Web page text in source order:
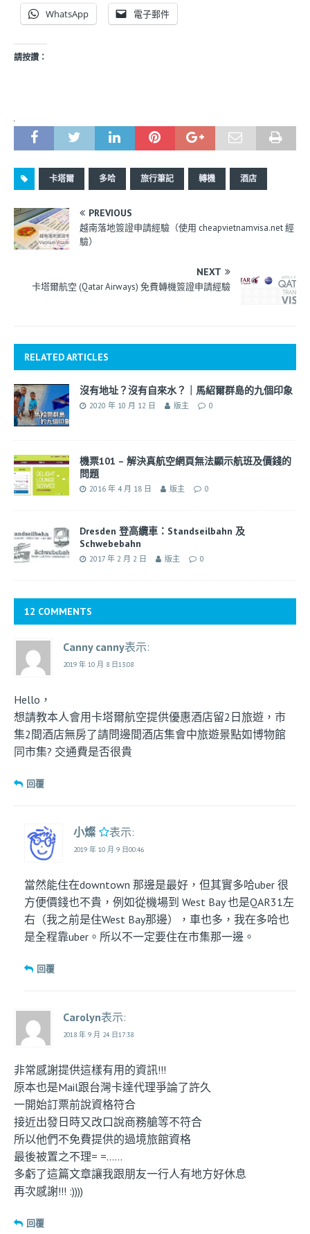
WhatsApp 電子郵件
請按讚：
卡塔爾 多哈 旅行筆記 轉機 酒店
PREVIOUS
越南落地簽證申請經驗（使用 cheapvietnamvisa.net 經
驗）
NEXT
卡塔爾航空 (Qatar Airways) 免費轉機簽證申請經驗
RELATED ARTICLES
沒有地址？沒有自來水？｜馬紹爾群島的九個印象
2020 年 10 月 12 日 版主 0
機票101 – 解決真航空網頁無法顯示航班及價錢的
問題
2016 年 4 月 18 日 版主 0
Dresden 登高纜車：Standseilbahn 及
Schwebebahn
2017 年 2 月 2 日 版主 0
12 COMMENTS
Canny canny表示:
2019 年 10 月 8 日13:08
Hello，
想請教本人會用卡塔爾航空提供優惠酒店留2日旅遊，市
集2間酒店無房了請問邊間酒店集會中旅遊景點如博物館
同市集? 交通費是否很貴
回覆
小燦 表示:
2019 年 10 月 9 日00:46
當然能住在downtown 那邊是最好，但其實多哈uber 很
方便價錢也不貴，例如從機場到 West Bay 也是QAR31左
右（我之前是住West Bay那邊），車也多，我在多哈也
是全程靠uber。所以不一定要住在市集那一邊。
回覆
Carolyn表示:
2018 年 9 月 24 日17:38
非常感謝提供這樣有用的資訊!!!
原本也是Mail跟台灣卡達代理爭論了許久
一開始訂票前說資格符合
接近出發日時又改口說商務艙等不符合
所以他們不免費提供的過境旅館資格
最後被置之不理= =……
多虧了這篇文章讓我跟朋友一行人有地方好休息
再次感謝!!! :))))
回覆